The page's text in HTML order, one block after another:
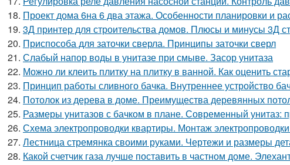
18. Проект дома 6на 6 два этажа. Особенности планировки и
19. 3Д принтер для строительства домов. Плюсы и минусы 3Д
20. Приспособа для заточки сверла. Принципы заточки сверл
21. Слабый напор воды в унитазе при смыве. Засор унитаза
22. Можно ли клеить плитку на плитку в ванной. Как оценить
23. Принцип работы сливного бачка. Внутреннее устройство
24. Потолок из дерева в доме. Преимущества деревянных
25. Размеры унитазов с бачком в плане. Современный унитаз:
26. Схема электропроводки квартиры. Монтаж
27. Лестница стремянка своими руками. Чертежи и размеры
28. Какой счетчик газа лучше поставить в частном доме.